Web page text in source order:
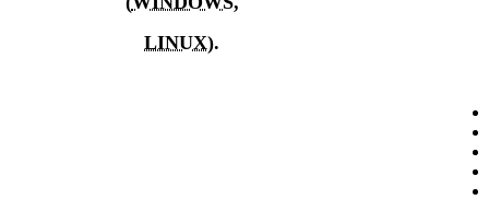
LINUX).